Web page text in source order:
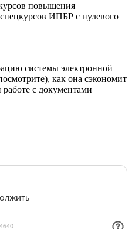
повышения
ИПБР с нулевого
системы электронной
как она сэкономит
с документами